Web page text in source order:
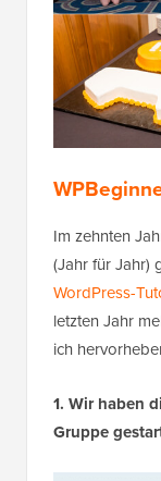
Im zehnten
(Jahr für Jahr)
WordPress-
letzten Jahr
ich
1. Wir haben
Gruppe